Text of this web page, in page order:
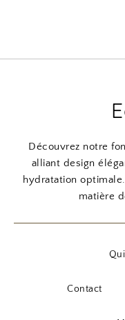
Découvrez notre
alliant design
hydratation
matière
Contact